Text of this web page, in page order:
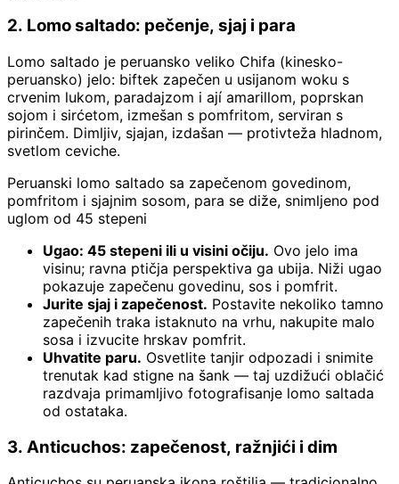
2. Lomo saltado: pečenje, sjaj i para
Lomo saltado je peruansko veliko Chifa (kinesko-
peruansko) jelo: biftek zapečen u usijanom woku s
crvenim lukom, paradajzom i ají amarillom, poprskan
sojom i sirćetom, izmešan s pomfritom, serviran s
pirinčem. Dimljiv, sjajan, izdašan — protivteža hladnom,
svetlom ceviche.
Peruanski lomo saltado sa zapečenom govedinom,
pomfritom i sjajnim sosom, para se diže, snimljeno pod
uglom od 45 stepeni
Ugao: 45 stepeni ili u visini očiju. Ovo jelo ima
visinu; ravna ptičja perspektiva ga ubija. Niži ugao
pokazuje zapečenu govedinu, sos i pomfrit.
Jurite sjaj i zapečenost. Postavite nekoliko tamno
zapečenih traka istaknuto na vrhu, nakupite malo
sosa i izvucite hrskav pomfrit.
Uhvatite paru. Osvetlite tanjir odpozadi i snimite
trenutak kad stigne na šank — taj uzdižući oblačić
razdvaja primamljivo fotografisanje lomo saltada
od ostataka.
3. Anticuchos: zapečenost, ražnjići i dim